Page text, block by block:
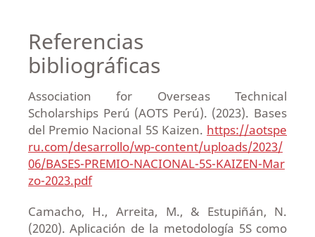
Referencias
bibliográficas
Association for Overseas Technical
Scholarships Perú (AOTS Perú). (2023). Bases
del Premio Nacional 5S Kaizen. https://aotspe
ru.com/desarrollo/wp-content/uploads/2023/
06/BASES-PREMIO-NACIONAL-5S-KAIZEN-Mar
zo-2023.pdf
Camacho, H., Arreita, M., & Estupiñán, N.
(2020). Aplicación de la metodología 5S como